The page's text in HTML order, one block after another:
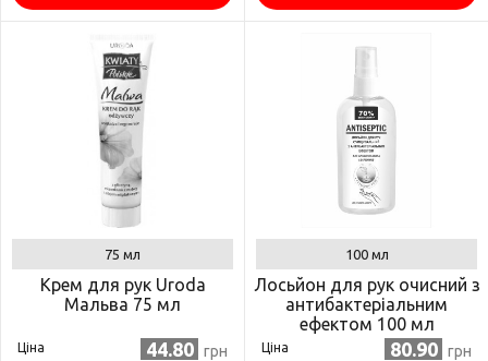
75 мл
Крем для рук Uroda
Мальва 75 мл
Ціна 44.80 грн
100 мл
Лосьйон для рук очисний з
антибактеріальним
ефектом 100 мл
(4820215053563)
Ціна 80.90 грн